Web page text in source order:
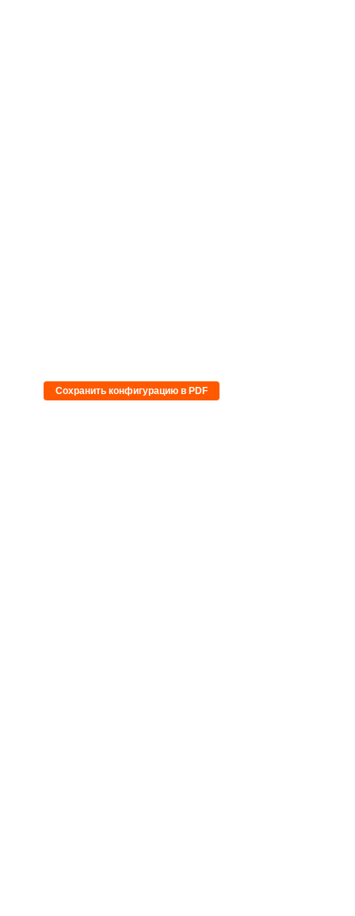
Сохранить конфигурацию в PDF